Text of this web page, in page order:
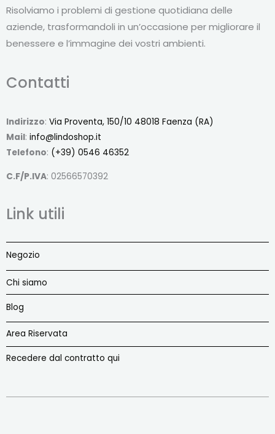
o
k
-
Risolviamo i problemi di gestione quotidiana delle
aziende, trasformandoli in un’occasione per migliorare il
benessere e l’immagine dei vostri ambienti.
Contatti
Indirizzo: Via Proventa, 150/10 48018 Faenza (RA)
Mail: info@lindoshop.it
Telefono: (+39) 0546 46352
C.F/P.IVA: 02566570392
Link utili
Negozio
Chi siamo
Blog
Area Riservata
Recedere dal contratto qui